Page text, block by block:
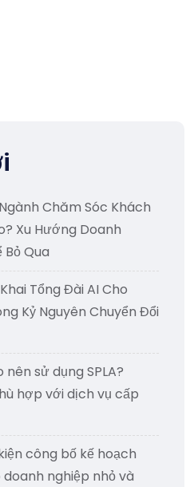
Chăm Sóc Khách
Xu Hướng Doanh
Bỏ Qua
Tổng Đài AI Cho
Kỷ Nguyên Chuyển Đổi
sử dụng SPLA?
hợp với dịch vụ cấp
công bố kế hoạch
nghiệp nhỏ và